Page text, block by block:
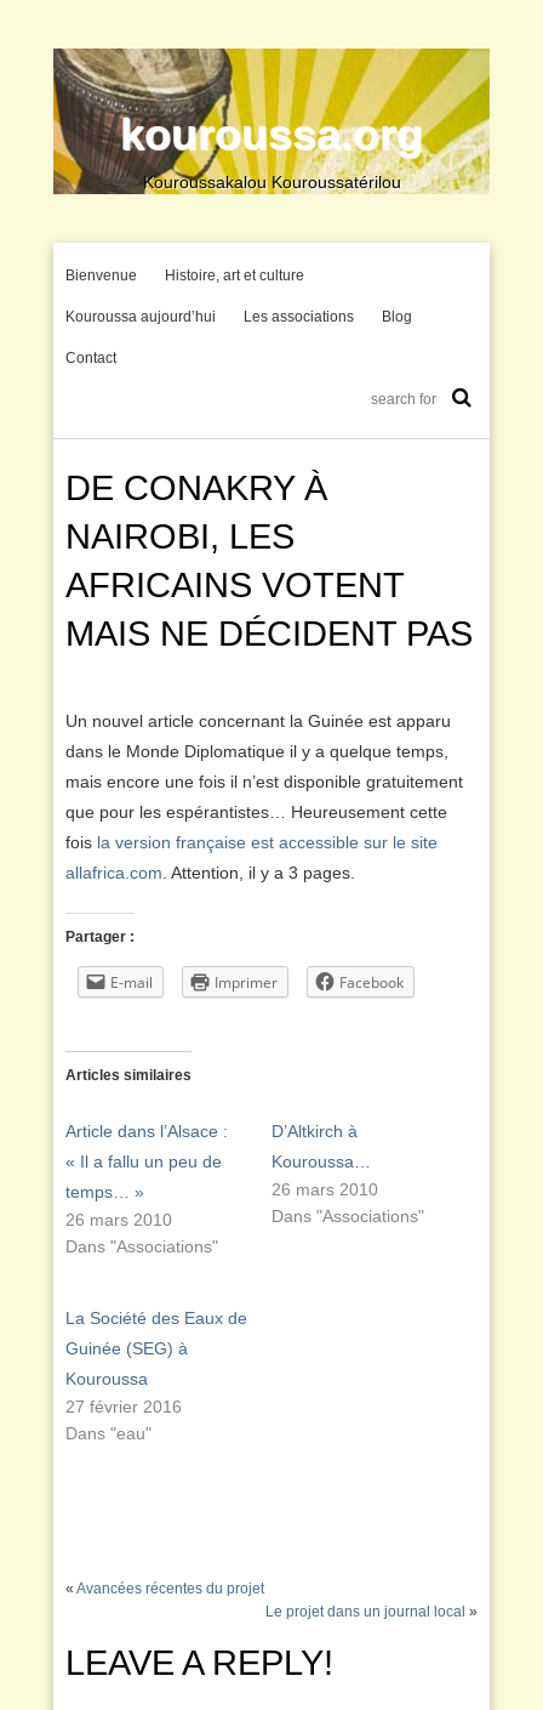
kouroussa.org
Kouroussakalou Kouroussatérilou
Bienvenue Histoire, art et culture
Kouroussa aujourd’hui Les associations Blog
Contact
DE CONAKRY À
NAIROBI, LES
AFRICAINS VOTENT
MAIS NE DÉCIDENT PAS
Un nouvel article concernant la Guinée est apparu
dans le Monde Diplomatique il y a quelque temps,
mais encore une fois il n’est disponible gratuitement
que pour les espérantistes… Heureusement cette
fois la version française est accessible sur le site
allafrica.com . Attention, il y a 3 pages.
Partager :
E-mail Imprimer Facebook
Articles similaires
Article dans l’Alsace :
« Il a fallu un peu de
temps… »
26 mars 2010
Dans "Associations"
D’Altkirch à
Kouroussa…
26 mars 2010
Dans "Associations"
La Société des Eaux de
Guinée (SEG) à
Kouroussa
27 février 2016
Dans "eau"
« Avancées récentes du projet
Le projet dans un journal local »
LEAVE A REPLY!